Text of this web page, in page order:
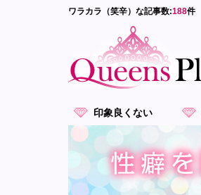
ワラカラ（笑辛）な記事数:188件
印象良くない